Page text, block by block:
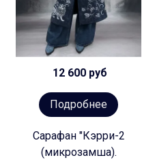
12 600 руб
Подробнее
Сарафан "Кэрри-2
(микрозамша).